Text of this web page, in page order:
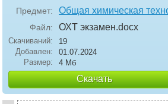
Предмет: Общая химическая
Файл: ОХТ экзамен.docx
Скачиваний:
19
Добавлен:
01.07.2024
Размер:
4 Мб
Скачать